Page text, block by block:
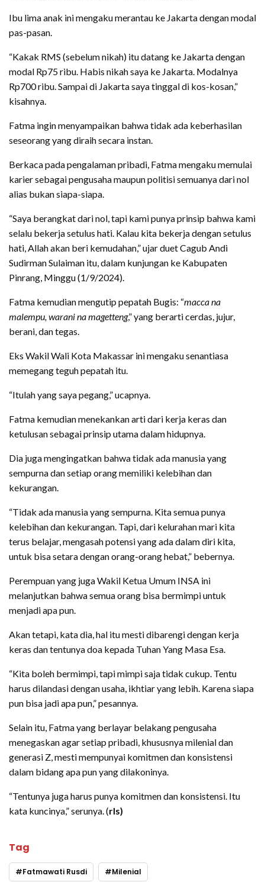
Ibu lima anak ini mengaku merantau ke Jakarta dengan modal
pas-pasan.
“Kakak RMS (sebelum nikah) itu datang ke Jakarta dengan
modal Rp75 ribu. Habis nikah saya ke Jakarta. Modalnya
Rp700 ribu. Sampai di Jakarta saya tinggal di kos-kosan,”
kisahnya.
Fatma ingin menyampaikan bahwa tidak ada keberhasilan
seseorang yang diraih secara instan.
Berkaca pada pengalaman pribadi, Fatma mengaku memulai
karier sebagai pengusaha maupun politisi semuanya dari nol
alias bukan siapa-siapa.
“Saya berangkat dari nol, tapi kami punya prinsip bahwa kami
selalu bekerja setulus hati. Kalau kita bekerja dengan setulus
hati, Allah akan beri kemudahan,” ujar duet Cagub Andi
Sudirman Sulaiman itu, dalam kunjungan ke Kabupaten
Pinrang, Minggu (1/9/2024).
Fatma kemudian mengutip pepatah Bugis: “macca na
malempu, warani na magetteng,” yang berarti cerdas, jujur,
berani, dan tegas.
Eks Wakil Wali Kota Makassar ini mengaku senantiasa
memegang teguh pepatah itu.
“Itulah yang saya pegang,” ucapnya.
Fatma kemudian menekankan arti dari kerja keras dan
ketulusan sebagai prinsip utama dalam hidupnya.
Dia juga mengingatkan bahwa tidak ada manusia yang
sempurna dan setiap orang memiliki kelebihan dan
kekurangan.
“Tidak ada manusia yang sempurna. Kita semua punya
kelebihan dan kekurangan. Tapi, dari kelurahan mari kita
terus belajar, mengasah potensi yang ada dalam diri kita,
untuk bisa setara dengan orang-orang hebat,” bebernya.
Perempuan yang juga Wakil Ketua Umum INSA ini
melanjutkan bahwa semua orang bisa bermimpi untuk
menjadi apa pun.
Akan tetapi, kata dia, hal itu mesti dibarengi dengan kerja
keras dan tentunya doa kepada Tuhan Yang Masa Esa.
“Kita boleh bermimpi, tapi mimpi saja tidak cukup. Tentu
harus dilandasi dengan usaha, ikhtiar yang lebih. Karena siapa
pun bisa jadi apa pun,” pesannya.
Selain itu, Fatma yang berlayar belakang pengusaha
menegaskan agar setiap pribadi, khususnya milenial dan
generasi Z, mesti mempunyai komitmen dan konsistensi
dalam bidang apa pun yang dilakoninya.
“Tentunya juga harus punya komitmen dan konsistensi. Itu
kata kuncinya,” serunya. (rls)
Tag
Fatmawati Rusdi Milenial